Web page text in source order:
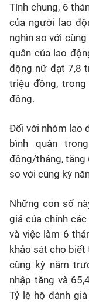
Tính chung, 6
của người lao
nghìn so với
quân của lao
động nữ đạt 7,8
triệu đồng,
đồng.
Đối với nhóm lao
bình quân
đồng/tháng, tăng
so với cùng kỳ
Những con số
giá của chính
và việc làm 6
khảo sát cho biết
cùng kỳ năm
nhập tăng và
Tỷ lệ hộ đánh